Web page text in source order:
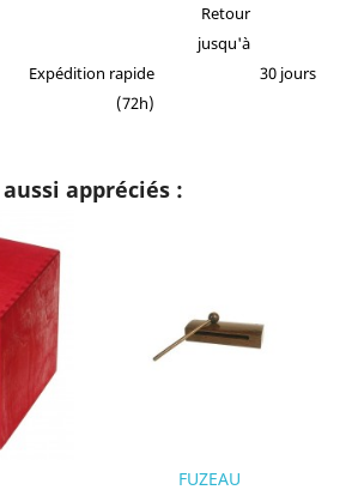
Expédition rapide
(72h)
Retour
jusqu'à
30 jours
appréciés :
FUZEAU